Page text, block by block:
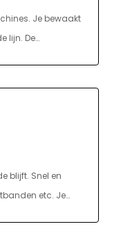
Je bewaakt
lijn. De
instellen en
een vast
van vijf
blijft. Snel en
etc. Je
de